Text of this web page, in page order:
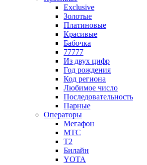
Exclusive
Золотые
Платиновые
Красивые
Бабочка
77777
Из двух цифр
Год рождения
Код региона
Любимое число
Последовательность
Парные
Операторы
Мегафон
МТС
Т2
Билайн
YOTA